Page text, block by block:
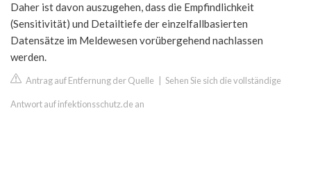
Daher ist davon auszugehen, dass die Empfindlichkeit
(Sensitivität) und Detailtiefe der einzelfallbasierten
Datensätze im Meldewesen vorübergehend nachlassen
werden.
Antrag auf Entfernung der Quelle Sehen Sie sich die vollständige
Antwort auf infektionsschutz.de an